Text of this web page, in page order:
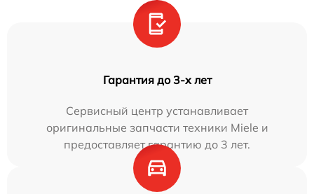
Гарантия до 3-х лет
Сервисный центр устанавливает
оригинальные запчасти техники Miele и
предоставляет гарантию до 3 лет.